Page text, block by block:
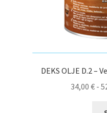
DEKS OLJE D.2 –
34,00 € -